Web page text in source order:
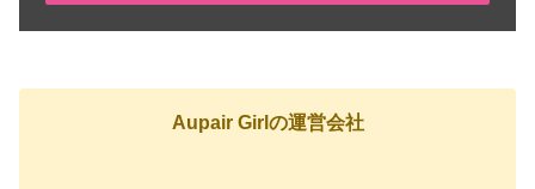
Aupair Girlの運営会社